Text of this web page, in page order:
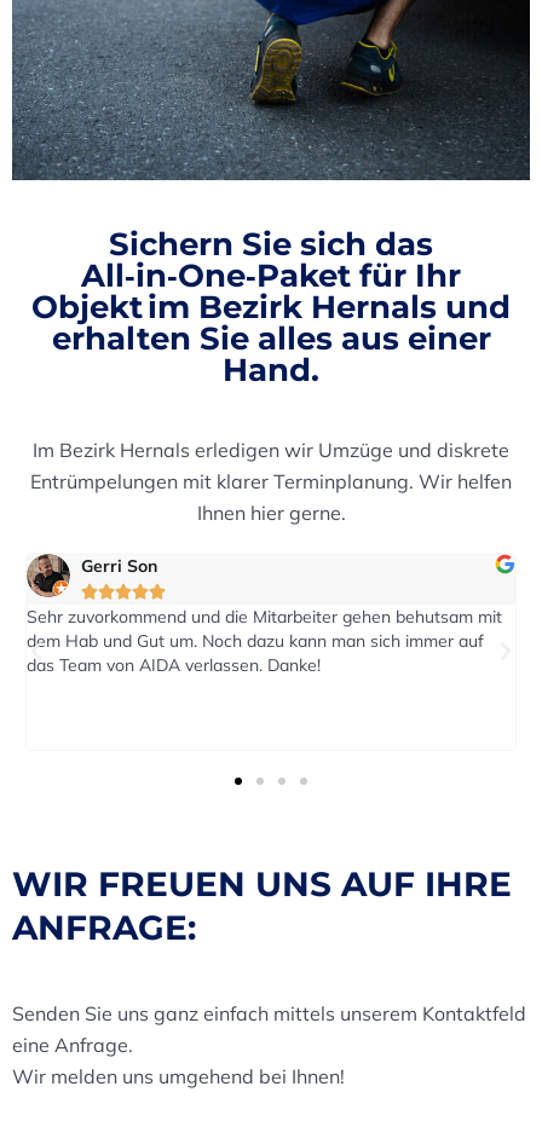
Sichern Sie sich das
All‑in‑One‑Paket für Ihr
Objekt im Bezirk Hernals und
erhalten Sie alles aus einer
Hand.
Im Bezirk Hernals erledigen wir Umzüge und diskrete
Entrümpelungen mit klarer Terminplanung. Wir helfen
Ihnen hier gerne.
die Mitarbeiter gehen behutsam mit
Noch dazu kann man sich immer auf
Danke!
Auf eine Anfrage nach
reagiert. Der Transport
WIR FREUEN UNS AUF IHRE
ANFRAGE:
Senden Sie uns ganz einfach mittels unserem Kontaktfeld
eine Anfrage.
Wir melden uns umgehend bei Ihnen!